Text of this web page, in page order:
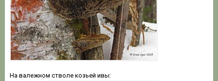
На валежном стволе козьей ивы: